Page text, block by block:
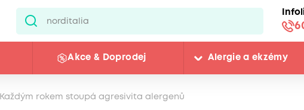
Akce & Doprodej Alergie a ekzémy
Každým rokem stoupá agresivita alergenů